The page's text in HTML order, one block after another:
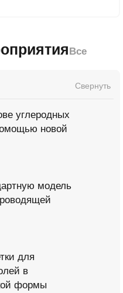
Все
Свернуть
углеродных
новой
модель
для
в
формы